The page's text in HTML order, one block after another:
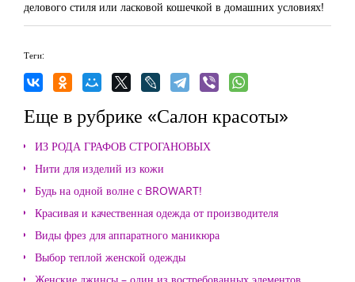
делового стиля или ласковой кошечкой в домашних условиях!
Теги:
Еще в рубрике «Салон красоты»
ИЗ РОДА ГРАФОВ СТРОГАНОВЫХ
Нити для изделий из кожи
Будь на одной волне с BROWART!
Красивая и качественная одежда от производителя
Виды фрез для аппаратного маникюра
Выбор теплой женской одежды